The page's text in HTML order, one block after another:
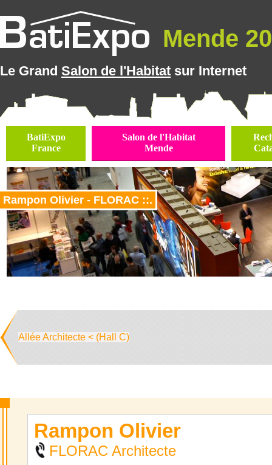
Mende
Le Grand Salon de l'Habitat sur Internet
BatiExpo
France
Salon de l'Habitat
Mende
Rampon Olivier - FLORAC ::.
Allée Architecte < (Hall C)
Rampon Olivier
FLORAC Architecte